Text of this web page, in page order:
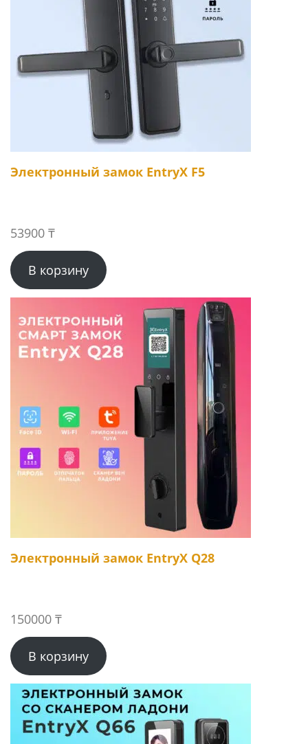
Электронный замок EntryX F5
53900 ₸
В корзину
Электронный замок EntryX Q28
150000 ₸
В корзину